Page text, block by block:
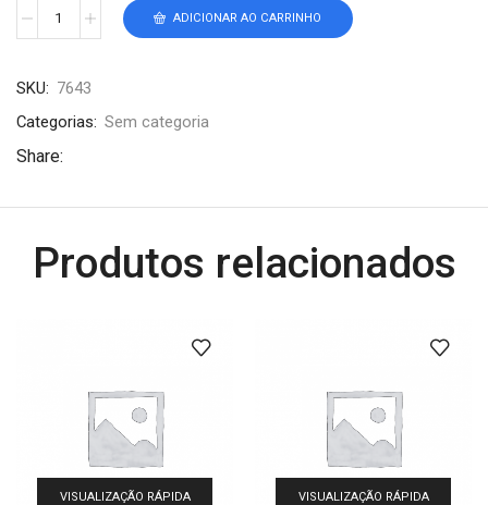
ADICIONAR AO CARRINHO
SKU: 7643
Categorias: Sem categoria
Share:
Produtos relacionados
VISUALIZAÇÃO RÁPIDA VISUALIZAÇÃO RÁPIDA